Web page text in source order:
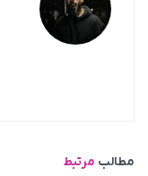
مطالب مرتبط